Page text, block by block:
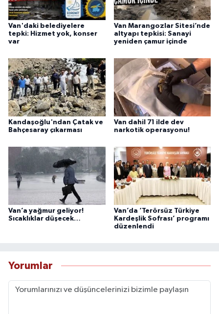
Van'daki belediyelere
tepki: Hizmet yok, konser
var
Van Marangozlar Sitesi’nde
altyapı tepkisi: Sanayi
yeniden çamur içinde
Kandaşoğlu'ndan Çatak ve
Bahçesaray çıkarması
Van dahil 71 ilde dev
narkotik operasyonu!
Van’a yağmur geliyor!
Sıcaklıklar düşecek…
Van’da ‘Terörsüz Türkiye
Kardeşlik Sofrası’ programı
düzenlendi
Yorumlar